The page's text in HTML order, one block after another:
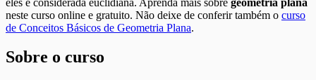
neste curso online e gratuito. Não deixe de conferir também o curso
de Conceitos Básicos de Geometria Plana.
Sobre o curso